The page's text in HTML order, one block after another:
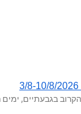
בגבעתיים,